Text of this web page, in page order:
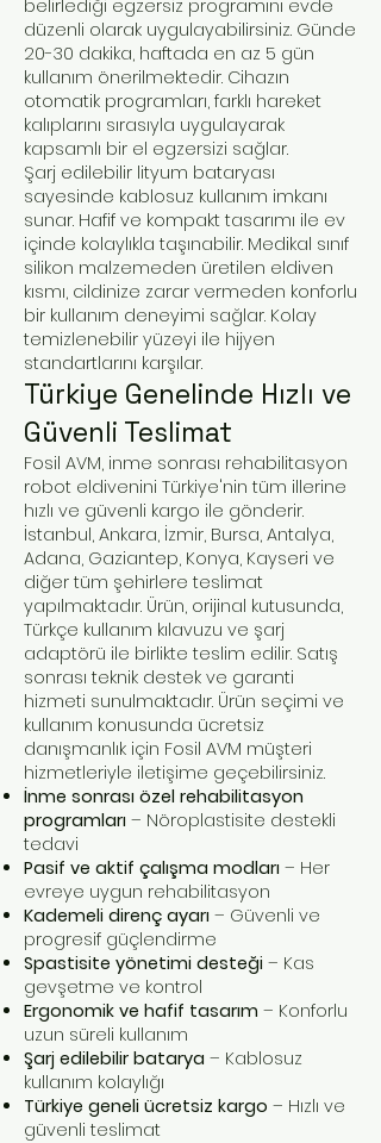
belirlediği egzersiz programını evde
düzenli olarak uygulayabilirsiniz. Günde
20-30 dakika, haftada en az 5 gün
kullanım önerilmektedir. Cihazın
otomatik programları, farklı hareket
kalıplarını sırasıyla uygulayarak
kapsamlı bir el egzersizi sağlar.
Şarj edilebilir lityum bataryası
sayesinde kablosuz kullanım imkanı
sunar. Hafif ve kompakt tasarımı ile ev
içinde kolaylıkla taşınabilir. Medikal sınıf
silikon malzemeden üretilen eldiven
kısmı, cildinize zarar vermeden konforlu
bir kullanım deneyimi sağlar. Kolay
temizlenebilir yüzeyi ile hijyen
standartlarını karşılar.
Türkiye Genelinde Hızlı ve
Güvenli Teslimat
Fosil AVM, inme sonrası rehabilitasyon
robot eldivenini Türkiye'nin tüm illerine
hızlı ve güvenli kargo ile gönderir.
İstanbul, Ankara, İzmir, Bursa, Antalya,
Adana, Gaziantep, Konya, Kayseri ve
diğer tüm şehirlere teslimat
yapılmaktadır. Ürün, orijinal kutusunda,
Türkçe kullanım kılavuzu ve şarj
adaptörü ile birlikte teslim edilir. Satış
sonrası teknik destek ve garanti
hizmeti sunulmaktadır. Ürün seçimi ve
kullanım konusunda ücretsiz
danışmanlık için Fosil AVM müşteri
hizmetleriyle iletişime geçebilirsiniz.
İnme sonrası özel rehabilitasyon
programları – Nöroplastisite destekli
tedavi
Pasif ve aktif çalışma modları – Her
evreye uygun rehabilitasyon
Kademeli direnç ayarı – Güvenli ve
progresif güçlendirme
Spastisite yönetimi desteği – Kas
gevşetme ve kontrol
Ergonomik ve hafif tasarım – Konforlu
uzun süreli kullanım
Şarj edilebilir batarya – Kablosuz
kullanım kolaylığı
Türkiye geneli ücretsiz kargo – Hızlı ve
güvenli teslimat